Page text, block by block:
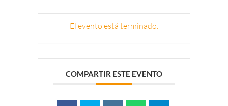
El evento está terminado.
COMPARTIR ESTE EVENTO